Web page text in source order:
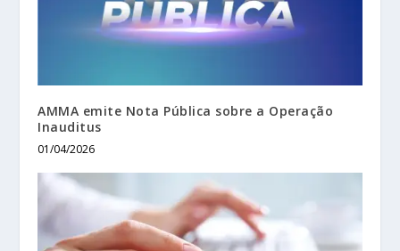
AMMA emite Nota Pública sobre a Operação
Inauditus
01/04/2026